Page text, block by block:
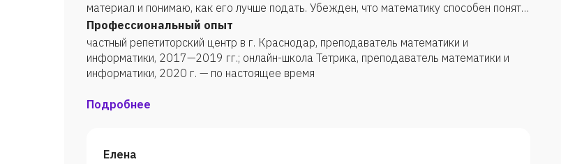
материал и понимаю, как его лучше подать. Убежден, что математику способен понять
каждый человек, нужно только правильно объяснить. Главная задача — достичь
понимания материала без зубрежки. Буду рад видеть на совместных занятиях!
Профессиональный опыт
частный репетиторский центр в г. Краснодар, преподаватель математики и
информатики, 2017—2019 гг.; онлайн-школа Тетрика, преподаватель математики и
информатики, 2020 г. — по настоящее время
Подробнее
Елена